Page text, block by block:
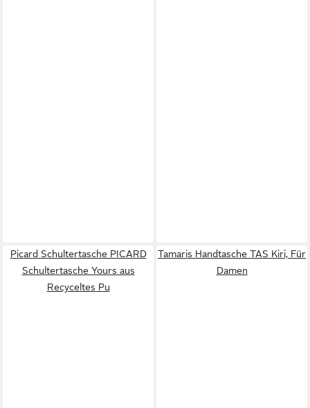
Picard Schultertasche PICARD
Schultertasche Yours aus
Recyceltes Pu
Tamaris Handtasche TAS Kiri, Für
Damen